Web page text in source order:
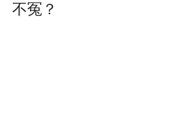
不冤？